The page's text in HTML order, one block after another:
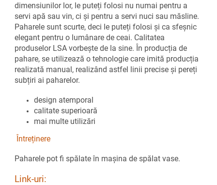
dimensiunilor lor, le puteți folosi nu numai pentru a
servi apă sau vin, ci și pentru a servi nuci sau măsline.
Paharele sunt scurte, deci le puteți folosi și ca sfeșnic
elegant pentru o lumânare de ceai. Calitatea
produselor LSA vorbește de la sine. În producția de
pahare, se utilizează o tehnologie care imită producția
realizată manual, realizând astfel linii precise și pereți
subțiri ai paharelor.
design atemporal
calitate superioară
mai multe utilizări
Întreținere
Paharele pot fi spălate în mașina de spălat vase.
Link-uri: